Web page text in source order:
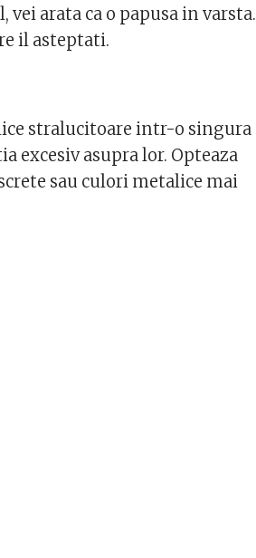
arata ca o papusa in varsta.
il asteptati.
stralucitoare intr-o singura
excesiv asupra lor. Opteaza
sau culori metalice mai